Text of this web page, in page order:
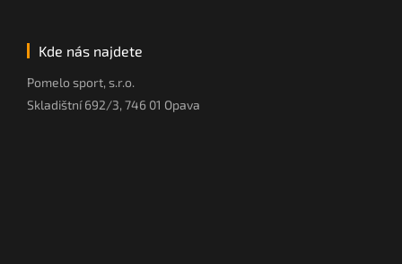
Kde nás najdete
Pomelo sport, s.r.o.
Skladištní 692/3, 746 01 Opava